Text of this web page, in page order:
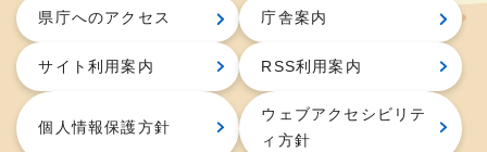
県庁へのアクセス 庁舎案内
サイト利用案内 RSS利用案内
個人情報保護方針
ウェブアクセシビリテ
ィ方針